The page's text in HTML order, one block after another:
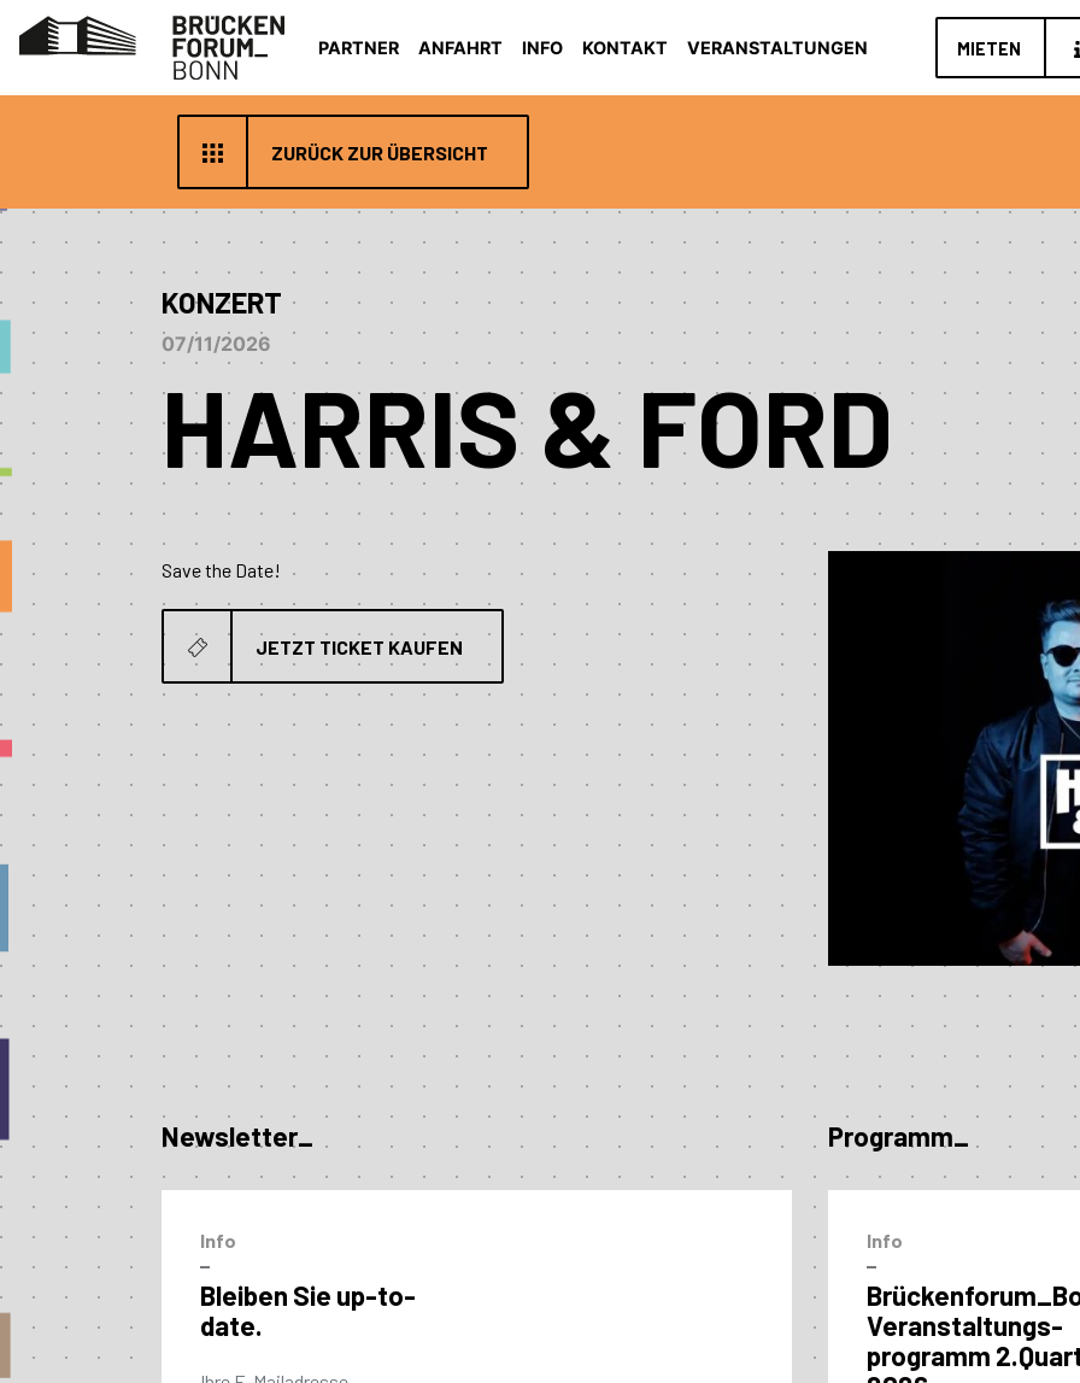
PARTNER ANFAHRT INFO KONTAKT VERANSTALTUNGEN MIETEN
ZURÜCK ZUR ÜBERSICHT
KONZERT
07/11/2026
HARRIS & FORD
Save the Date!
JETZT TICKET KAUFEN
Newsletter_
Info
–
Bleiben Sie up-to-
date.
Programm_
Info
–
Veranstaltungs­
programm